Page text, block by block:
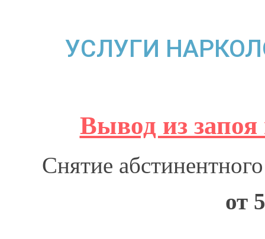
УСЛУГИ
Вывод из
Снятие
от